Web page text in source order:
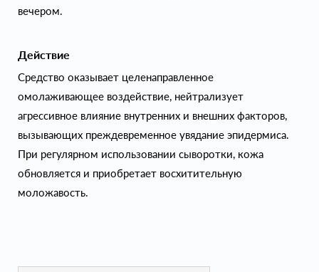
вечером.
Действие
Средство оказывает целенаправленное
омолаживающее воздействие, нейтрализует
агрессивное влияние внутренних и внешних факторов,
вызывающих преждевременное увядание эпидермиса.
При регулярном использовании сыворотки, кожа
обновляется и приобретает восхитительную
моложавость.